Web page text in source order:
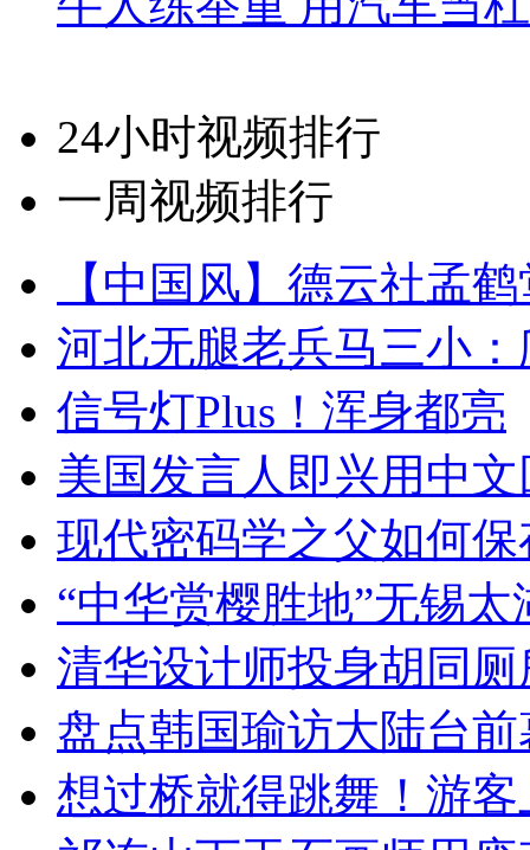
24小时视频排行
一周视频排行
【中国风】德云社孟
河北无腿老兵马三小
信号灯Plus！浑身都亮
美国发言人即兴用中
现代密码学之父如何
“中华赏樱胜地”无锡
清华设计师投身胡同
盘点韩国瑜访大陆台
想过桥就得跳舞！游客